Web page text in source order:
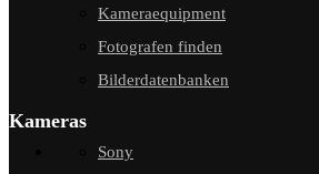
Kameraequipment
Fotografen finden
Bilderdatenbanken
Kameras
Sony